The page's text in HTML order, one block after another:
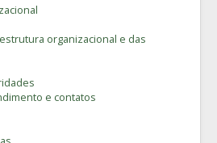
organizacional e das
e contatos